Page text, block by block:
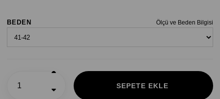
Ölçü ve Beden Bilgisi
BEDEN